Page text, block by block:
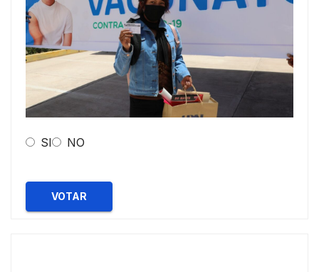
SI NO
VOTAR